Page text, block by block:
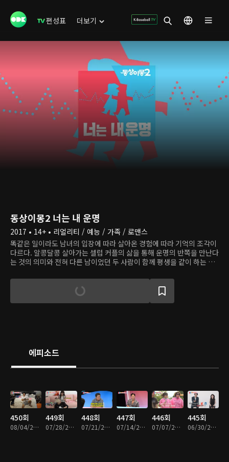
편성표 더보기
동상이몽2 너는 내 운명
2017 • 14+ • 리얼리티 / 예능 / 가족 / 로맨스
똑같은 일이라도 남녀의 입장에 따라 살아온 경험에 따라 기억의 조각이
다르다. 알콩달콩 살아가는 셀럽 커플의 삶을 통해 운명의 반쪽을 만난다
는 것의 의미와 전혀 다른 남이었던 두 사람이 함께 평생을 같이 하는 것
에피소드
450회
08/04/2026 • 1시간 22분
449회
07/28/2026 • 1시간 21분
448회
07/21/2026 • 1시간 23분
447회
07/14/2026 • 1시간 21분
446회
07/07/2026 • 1시간 23분
445회
06/30/2026 • 1시간 28분